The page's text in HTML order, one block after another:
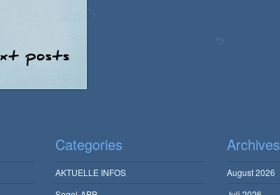
Categories
AKTUELLE INFOS
Archives
August 2026